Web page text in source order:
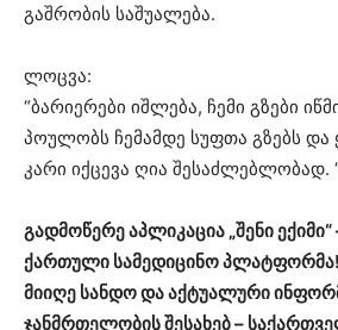
გაშრობის საშუალება.
ლოცვა:
“ბარიერები იშლება, ჩემი გზები
პოულობს ჩემამდე სუფთა გზებს
კარი იქცევა ღია შესაძლებლობად.
გადმოწერე აპლიკაცია „შენი
ქართული სამედიცინო პლატფორმა!
მიიღე სანდო და აქტუალური
ჯანმრთელობის შესახებ –